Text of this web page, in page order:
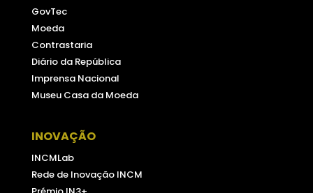
GovTec
Moeda
Contrastaria
Diário da República
Imprensa Nacional
Museu Casa da Moeda
INOVAÇÃO
INCMLab
Rede de Inovação INCM